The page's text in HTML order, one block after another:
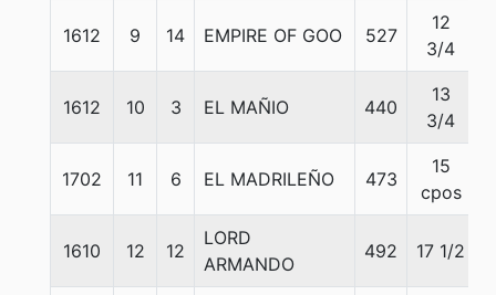
1612 9 14 EMPIRE OF GOO 527
12
3/4
1612 10 3 EL MAÑIO 440
13
3/4
1702 11 6 EL MADRILEÑO 473
15
cpos
1610 12 12
LORD
ARMANDO
492 17 1/2